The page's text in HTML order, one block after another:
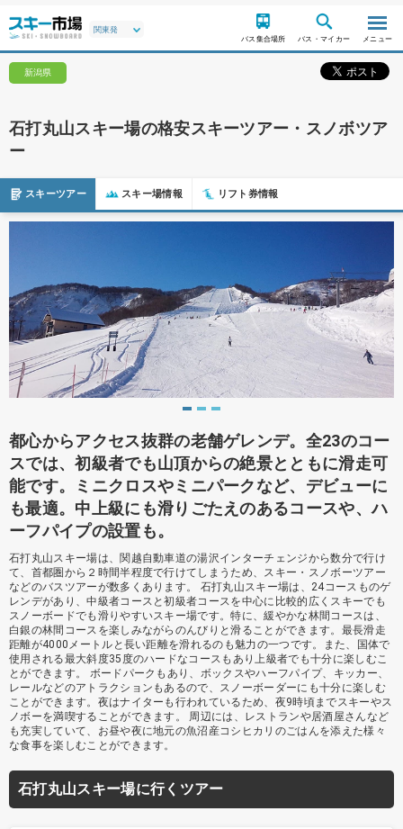
バス集合場所 バス・マイカー メニュー
新潟県
石打丸山スキー場の格安スキーツアー・スノボツア
ー
スキーツアー スキー場情報 リフト券情報
都心からアクセス抜群の老舗ゲレンデ。全23のコー
スでは、初級者でも山頂からの絶景とともに滑走可
能です。ミニクロスやミニパークなど、デビューに
も最適。中上級にも滑りごたえのあるコースや、ハ
ーフパイプの設置も。
石打丸山スキー場は、関越自動車道の湯沢インターチェンジから数分で行け
て、首都圏から２時間半程度で行けてしまうため、スキー・スノボーツアー
などのバスツアーが数多くあります。 石打丸山スキー場は、24コースものゲ
レンデがあり、中級者コースと初級者コースを中心に比較的広くスキーでも
スノーボードでも滑りやすいスキー場です。特に、緩やかな林間コースは、
白銀の林間コースを楽しみながらのんびりと滑ることができます。最長滑走
距離が4000メートルと長い距離を滑れるのも魅力の一つです。また、国体で
使用される最大斜度35度のハードなコースもあり上級者でも十分に楽しむこ
とができます。 ボードパークもあり、ボックスやハーフパイプ、キッカー、
レールなどのアトラクションもあるので、スノーボーダーにも十分に楽しむ
ことができます。夜はナイターも行われているため、夜9時頃までスキーやス
ノボーを満喫することができます。 周辺には、レストランや居酒屋さんなど
も充実していて、お昼や夜に地元の魚沼産コシヒカリのごはんを添えた様々
な食事を楽しむことができます。
石打丸山スキー場に行くツアー